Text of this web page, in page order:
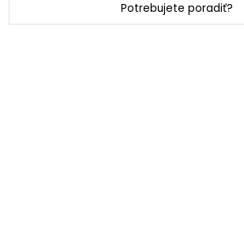
Potrebujete poradiť?